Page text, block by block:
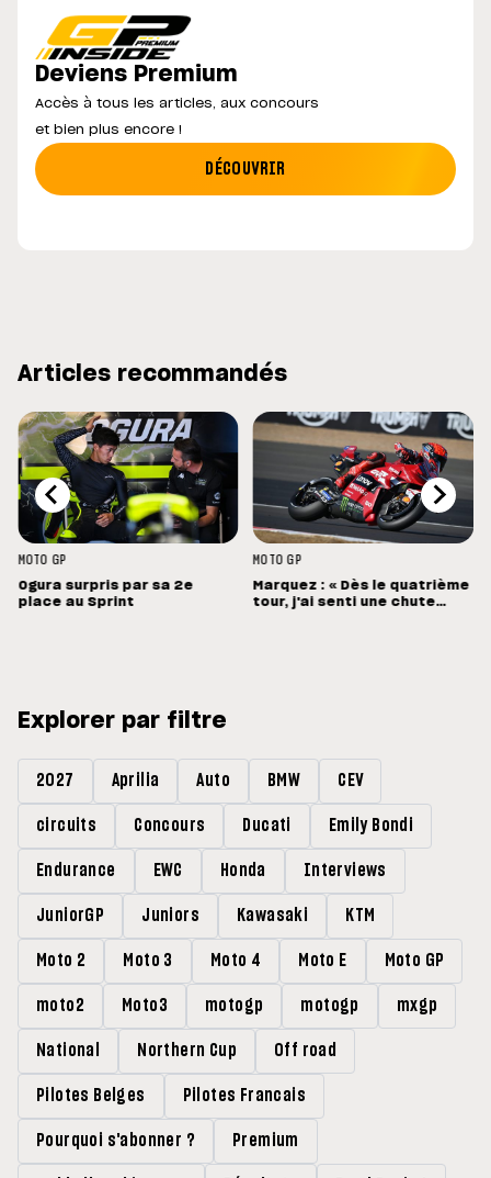
Deviens Premium
Accès à tous les articles, aux concours
et bien plus encore !
DÉCOUVRIR
Articles recommandés
MOTO GP
Ogura surpris par sa 2e
place au Sprint
MOTO GP
Marquez : « Dès le quatrième
tour, j'ai senti une chute
Explorer par filtre
2027 Aprilia Auto BMW CEV
circuits Concours Ducati Emily Bondi
Endurance EWC Honda Interviews
JuniorGP Juniors Kawasaki KTM
Moto 2 Moto 3 Moto 4 Moto E Moto GP
moto2 Moto3 motogp motogp mxgp
National Northern Cup Off road
Pilotes Belges Pilotes Francais
Pourquoi s'abonner ? Premium